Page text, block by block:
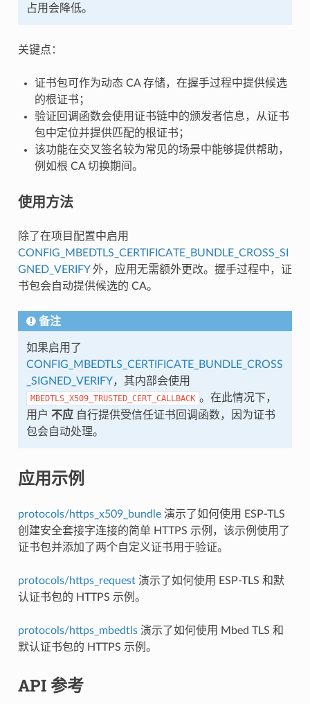
占用会降低。
关键点：
证书包可作为动态 CA 存储，在握手过程中提供候选
的根证书；
验证回调函数会使用证书链中的颁发者信息，从证书
包中定位并提供匹配的根证书；
该功能在交叉签名较为常见的场景中能够提供帮助，
例如根 CA 切换期间。
使用方法
除了在项目配置中启用
CONFIG_MBEDTLS_CERTIFICATE_BUNDLE_CROSS_SI
GNED_VERIFY外，应用无需额外更改。握手过程中，证
书包会自动提供候选的 CA。
备注
如果启用了
CONFIG_MBEDTLS_CERTIFICATE_BUNDLE_CROSS
_SIGNED_VERIFY，其内部会使用
MBEDTLS_X509_TRUSTED_CERT_CALLBACK 。在此情况下，
用户 不应 自行提供受信任证书回调函数，因为证书
包会自动处理。
应用示例
protocols/https_x509_bundle演示了如何使用 ESP-TLS
创建安全套接字连接的简单 HTTPS 示例，该示例使用了
证书包并添加了两个自定义证书用于验证。
protocols/https_request演示了如何使用 ESP-TLS 和默
认证书包的 HTTPS 示例。
protocols/https_mbedtls演示了如何使用 Mbed TLS 和
默认证书包的 HTTPS 示例。
API 参考